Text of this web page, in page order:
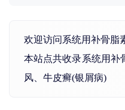
欢迎访问系统用补骨脂
本站点共收录系统用补
风、牛皮癣(银屑病)